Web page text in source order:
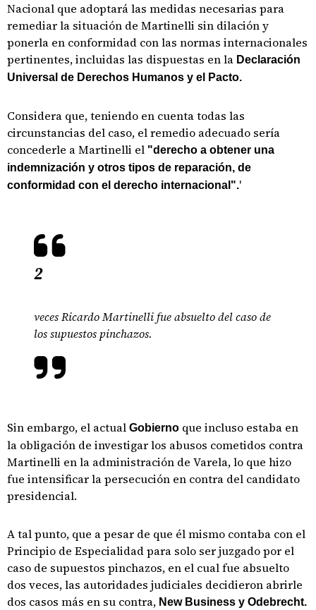
Nacional que adoptará las medidas necesarias para
remediar la situación de Martinelli sin dilación y
ponerla en conformidad con las normas internacionales
pertinentes, incluidas las dispuestas en la Declaración
Universal de Derechos Humanos y el Pacto.
Considera que, teniendo en cuenta todas las
circunstancias del caso, el remedio adecuado sería
concederle a Martinelli el "derecho a obtener una
indemnización y otros tipos de reparación, de
conformidad con el derecho internacional".'
2
veces Ricardo Martinelli fue absuelto del caso de
los supuestos pinchazos.
Sin embargo, el actual Gobierno que incluso estaba en
la obligación de investigar los abusos cometidos contra
Martinelli en la administración de Varela, lo que hizo
fue intensificar la persecución en contra del candidato
presidencial.
A tal punto, que a pesar de que él mismo contaba con el
Principio de Especialidad para solo ser juzgado por el
caso de supuestos pinchazos, en el cual fue absuelto
dos veces, las autoridades judiciales decidieron abrirle
dos casos más en su contra, New Business y Odebrecht.